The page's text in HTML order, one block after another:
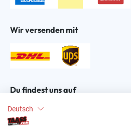
Deutsch
Wir versenden mit
Du findest uns auf